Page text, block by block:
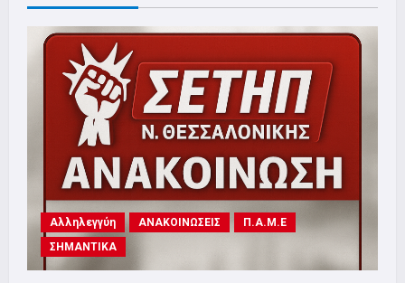
Αλληλεγγύη ΑΝΑΚΟΙΝΩΣΕΙΣ
Π.Α.Μ.Ε
ΣΗΜΑΝΤΙΚΑ